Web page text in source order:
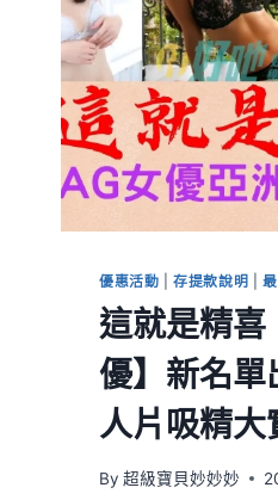
優惠活動 |存提款說明
這就是精喜
優】新名單
人片吸精大
By 超級寶貝妙妙妙